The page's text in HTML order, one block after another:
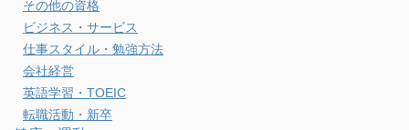
東京ガイド
横浜の住みやすさ
浦安の住みやすさ
港区の住みやすさ
港区ガイド
麻布台ヒルズ